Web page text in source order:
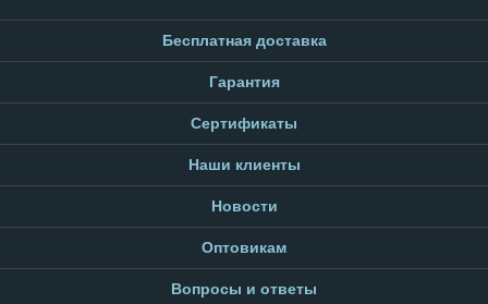
Бесплатная доставка
Гарантия
Сертификаты
Наши клиенты
Новости
Оптовикам
Вопросы и ответы